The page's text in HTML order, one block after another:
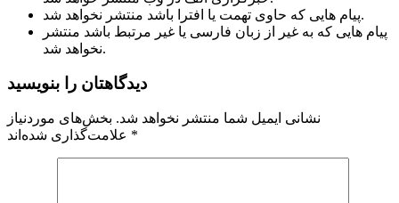
پیام هایی که حاوی تهمت یا افترا باشد منتشر نخواهد شد.
پیام هایی که به غیر از زبان فارسی یا غیر مرتبط باشد منتشر
نخواهد شد.
دیدگاهتان را بنویسید
نشانی ایمیل شما منتشر نخواهد شد. بخش‌های موردنیاز
*